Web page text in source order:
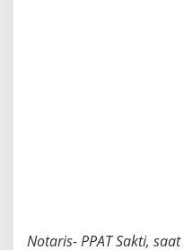
Notaris- PPAT Sakti,